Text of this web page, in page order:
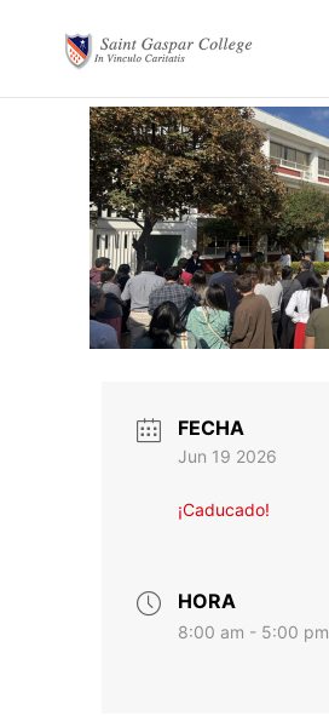
FECHA
Jun 19 2026
¡Caducado!
HORA
8:00 am - 5:00 pm